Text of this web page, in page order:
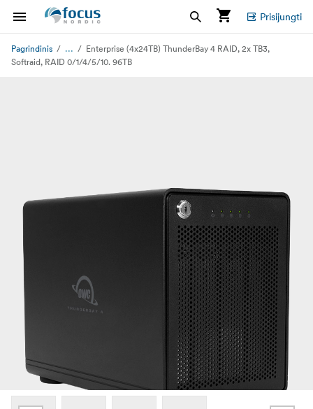
Prisijungti
Pagrindinis ...
Enterprise (4x24TB) ThunderBay 4 RAID, 2x TB3,
Softraid, RAID 0/1/4/5/10. 96TB